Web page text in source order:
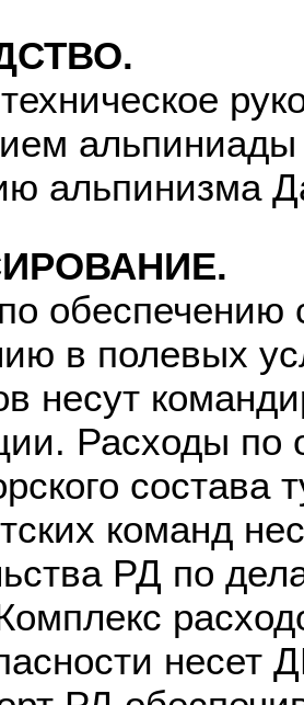
альпиниады
альпинизма
обеспечению
в полевых
несут
Расходы по
состава
команд
РД по